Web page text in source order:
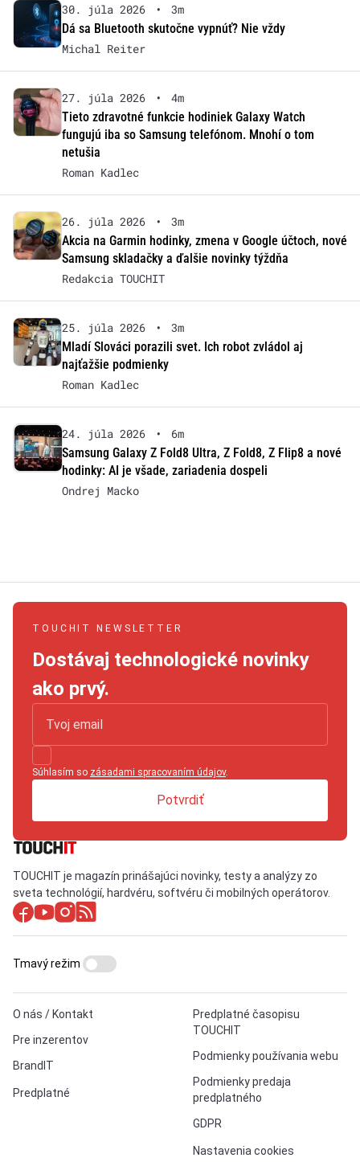
30. júla 2026 •
3m
Dá sa Bluetooth skutočne vypnúť? Nie vždy
Michal Reiter
27. júla 2026 •
4m
Tieto zdravotné funkcie hodiniek Galaxy Watch
fungujú iba so Samsung telefónom. Mnohí o tom
netušia
Roman Kadlec
26. júla 2026 •
3m
Akcia na Garmin hodinky, zmena v Google účtoch, nové
Samsung skladačky a ďalšie novinky týždňa
Redakcia TOUCHIT
25. júla 2026 •
3m
Mladí Slováci porazili svet. Ich robot zvládol aj
najťažšie podmienky
Roman Kadlec
24. júla 2026 •
6m
Samsung Galaxy Z Fold8 Ultra, Z Fold8, Z Flip8 a nové
hodinky: AI je všade, zariadenia dospeli
Ondrej Macko
TOUCHIT NEWSLETTER
Dostávaj technologické novinky
ako prvý.
Súhlasím so zásadami spracovaním údajov.
Potvrdiť
TOUCHIT je magazín prinášajúci novinky, testy a analýzy zo
sveta technológií, hardvéru, softvéru či mobilných operátorov.
O nás / Kontakt
Pre inzerentov
BrandIT
Predplatné
Predplatné časopisu
TOUCHIT
Podmienky používania webu
Podmienky predaja
predplatného
GDPR
Nastavenia cookies
Tmavý režim